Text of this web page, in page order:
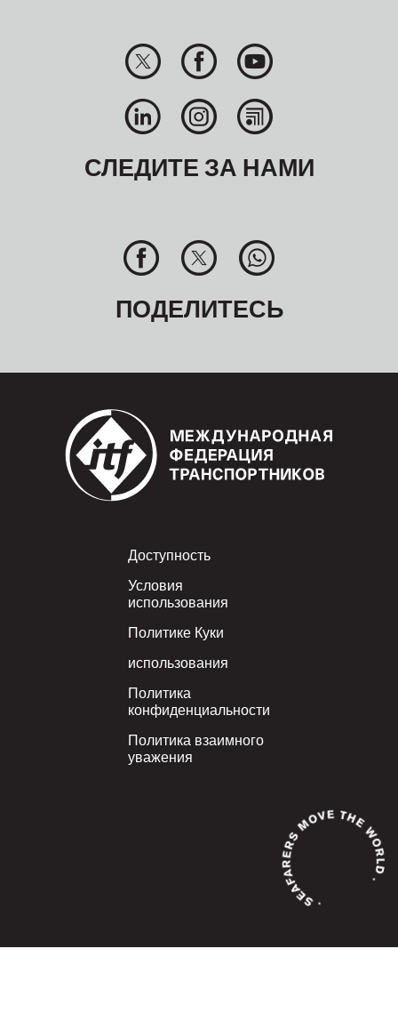
СЛЕДИТЕ ЗА НАМИ
ПОДЕЛИТЕСЬ
Footer
Доступность
Условия
использования
Политике Куки
использования
Политика
конфиденциальности
Политика взаимного
уважения